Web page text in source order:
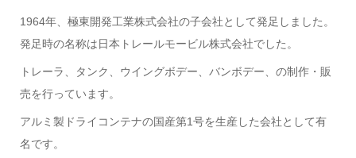
1964年、極東開発工業株式会社の子会社として発足しました。
発足時の名称は日本トレールモービル株式会社でした。
トレーラ、タンク、ウイングボデー、バンボデー、の制作・販
売を行っています。
アルミ製ドライコンテナの国産第1号を生産した会社として有
名です。